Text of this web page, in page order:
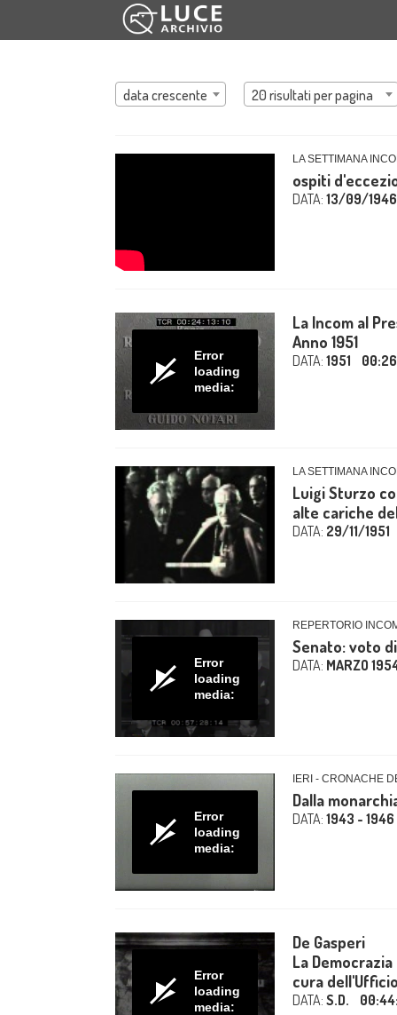
data crescente 20 risultati per pagina
LA SETTIMANA
ospiti
DATA: 13/09/1946
Error
loading
media:
La Incom al
Anno 1951
DATA: 1951
LA SETTIMANA
Luigi Sturzo
alte cariche
DATA: 29/11/1951
Error
loading
media:
REPERTORIO
Senato: voto
DATA: MARZO
Error
loading
media:
IERI - CRONACHE
Dalla
DATA: 1943 -
Error
loading
media:
De Gasperi
La
cura
DATA: S.D.